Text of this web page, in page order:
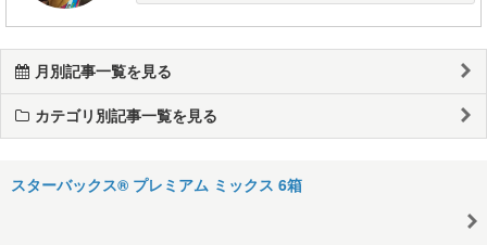
月別記事一覧を見る
カテゴリ別記事一覧を見る
スターバックス® プレミアム ミックス 6箱